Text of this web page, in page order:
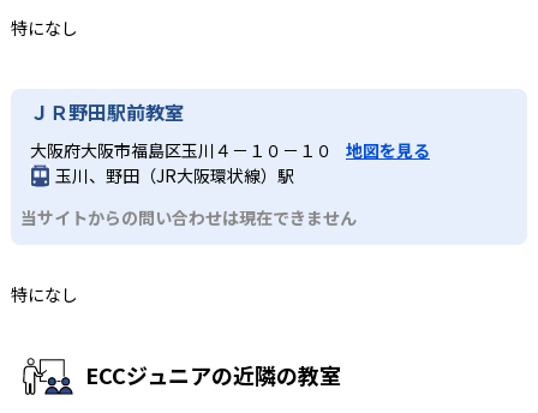
特になし
ＪＲ野田駅前教室
大阪府大阪市福島区玉川４－１０－１０
地図を見る
玉川、野田（JR大阪環状線）駅
当サイトからの問い合わせは現在できません
特になし
ECCジュニアの近隣の教室